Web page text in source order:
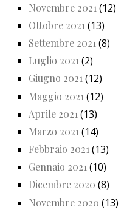
Novembre 2021 (12)
Ottobre 2021 (13)
Settembre 2021 (8)
Luglio 2021 (2)
Giugno 2021(12)
Maggio 2021 (12)
Aprile 2021 (13)
Marzo 2021 (14)
Febbraio 2021 (13)
Gennaio 2021(10)
Dicembre 2020 (8)
Novembre 2020 (13)